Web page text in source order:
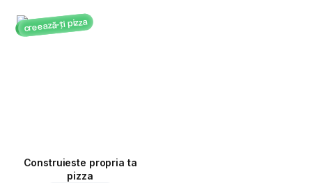
creează-ți pizza
Construieste propria ta
pizza